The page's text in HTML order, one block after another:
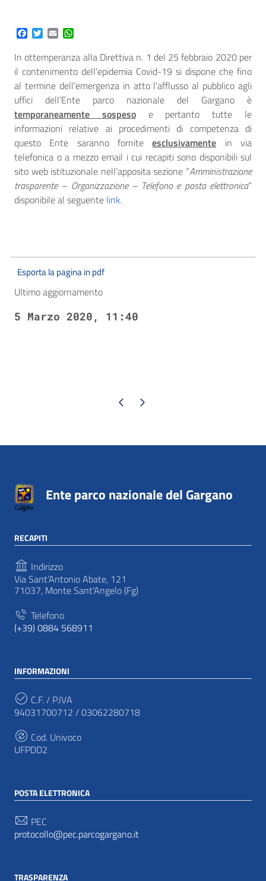
Facebook
Twitter
Email
In ottemperanza alla Direttiva n. 1 del 25 febbraio 2020 per
il contenimento dell’epidemia Covid-19 si dispone che fino
al termine dell’emergenza in atto l’afflusso al pubblico agli
uffici dell’Ente parco nazionale del Gargano è
temporaneamente sospesoe pertanto tutte le
informazioni relative ai procedimenti di competenza di
questo Ente saranno forniteesclusivamente in via
telefonica o a mezzo email i cui recapiti sono disponibili sul
sito web istituzionale nell’apposita sezione “Amministrazione
trasparente – Organizzazione – Telefono e posta elettronica”
disponibile al seguente link.
Esporta la pagina in pdf
Ultimo aggiornamento
5 Marzo 2020, 11:40
Pagina precedente
Pagina successiva
Ente parco nazionale del Gargano
RECAPITI
Indirizzo
Via Sant’Antonio Abate, 121
71037, Monte Sant'Angelo (Fg)
Telefono
(+39) 0884 568911
INFORMAZIONI
C.F. / P.IVA
94031700712 / 03062280718
Cod. Univoco
UFPDD2
POSTA ELETTRONICA
PEC
protocollo@pec.parcogargano.it
TRASPARENZA